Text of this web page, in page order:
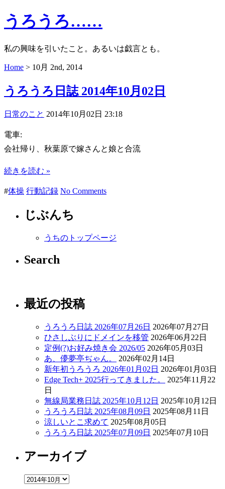
うろうろ……
私の興味を引いたこと。あるいは戯言とも。
Home > 10月 2nd, 2014
うろうろ日誌 2014年10月02日
日常のこと 2014年10月02日 23:18
電車:
会社帰り、秋葉原で嫁さんと娘と合流
続きを読む »
#体操 行動記録 No Comments
じぶんち
うちのトップページ
Search
最近の投稿
うろうろ日誌 2026年07月26日 2026年07月27日
ひさしぶりにドメインを移管 2026年06月22日
定例(?)お好み焼き会 2026/05 2026年05月03日
あ、儚夢亭ぢゃん。
2026年02月14日
新年初うろうろ 2026年01月02日 2026年01月03日
Edge Tech+ 2025行ってきました。
2025年11月22
日
無線局業務日誌 2025年10月12日 2025年10月12日
うろうろ日誌 2025年08月09日 2025年08月11日
涼しいとこ求めて 2025年08月05日
うろうろ日誌 2025年07月09日 2025年07月10日
アーカイブ
ア